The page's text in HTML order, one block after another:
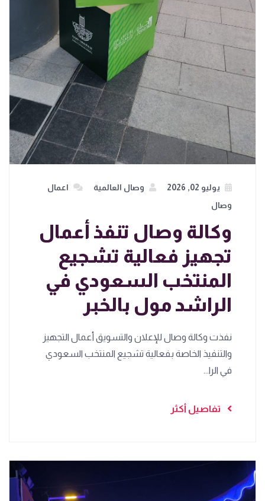
يوليو 02, 2026 وصال العالمية
اعمال
وصال
وكالة وصال تنفذ أعمال
تجهيز فعالية تشجيع
المنتخب السعودي في
الراشد مول بالخبر
نفذت وكالة وصال للإعلان والتسويق أعمال التجهيز
والتنفيذ الخاصة بفعالية تشجيع المنتخب السعودي
في الرا...
تفاصيل أكثر